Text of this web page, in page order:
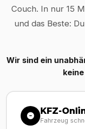
Couch. In nur 15
und das Beste:
Wir sind ein
KFZ-
Fahrzeug